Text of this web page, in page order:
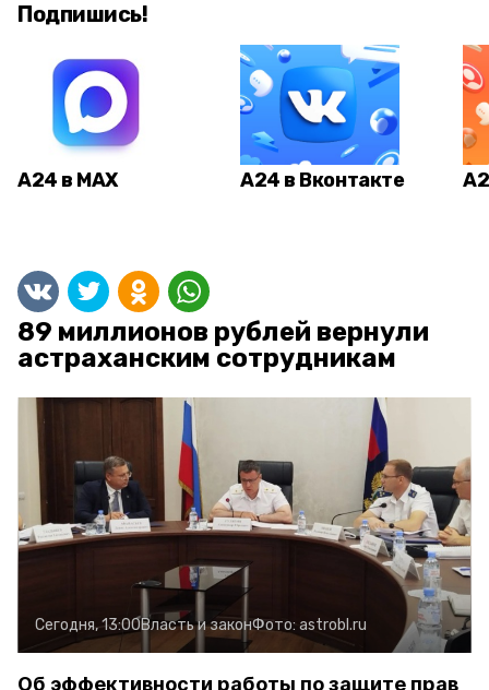
Подпишись!
А24 в MAX А24 в Вконтакте
89 миллионов рублей вернули
астраханским сотрудникам
Сегодня, 13:00Власть и законФото: astrobl.ru
Об эффективности работы по защите прав